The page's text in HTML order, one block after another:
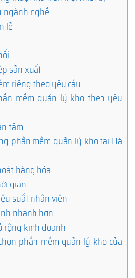
ngành nghề
lẻ
sản xuất
riêng theo yêu cầu
mềm quản lý kho theo yêu
tâm
phần mềm quản lý kho tại Hà
hàng hóa
gian
suất nhân viên
nhanh hơn
rộng kinh doanh
phần mềm quản lý kho của